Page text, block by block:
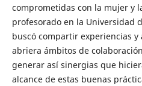
comprometidas con la mujer y
profesorado en la Universidad
buscó compartir experiencias
abriera ámbitos de
generar así sinergias que
alcance de estas buenas